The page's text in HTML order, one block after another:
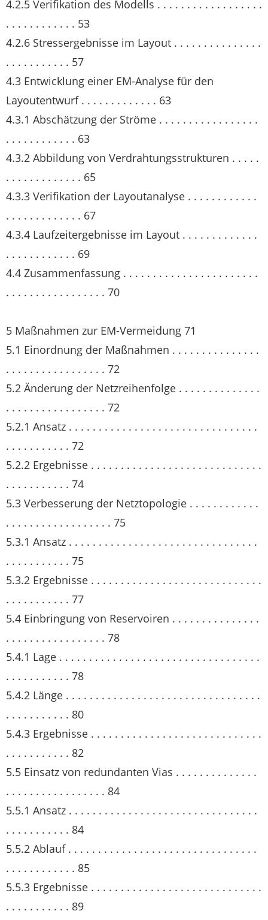
4.2.5 Verifikation des Modells . . . . . . . . . . . . . . . . . .
. . . . . . . . . . . . 53
4.2.6 Stressergebnisse im Layout . . . . . . . . . . . . . . .
. . . . . . . . . . . 57
4.3 Entwicklung einer EM-Analyse für den
Layoutentwurf . . . . . . . . . . . . . 63
4.3.1 Abschätzung der Ströme . . . . . . . . . . . . . . . . .
. . . . . . . . . . . . 63
4.3.2 Abbildung von Verdrahtungsstrukturen . . . . .
. . . . . . . . . . . . . 65
4.3.3 Verifikation der Layoutanalyse . . . . . . . . . . . .
. . . . . . . . . . . . . 67
4.3.4 Laufzeitergebnisse im Layout . . . . . . . . . . . . .
. . . . . . . . . . . . 69
4.4 Zusammenfassung . . . . . . . . . . . . . . . . . . . . . . .
. . . . . . . . . . . . . . . . . 70
5 Maßnahmen zur EM-Vermeidung 71
5.1 Einordnung der Maßnahmen . . . . . . . . . . . . . . .
. . . . . . . . . . . . . . . . . 72
5.2 Änderung der Netzreihenfolge . . . . . . . . . . . . . .
. . . . . . . . . . . . . . . . . 72
5.2.1 Ansatz . . . . . . . . . . . . . . . . . . . . . . . . . . . . . . . .
. . . . . . . . . . . 72
5.2.2 Ergebnisse . . . . . . . . . . . . . . . . . . . . . . . . . . . . .
. . . . . . . . . . . 74
5.3 Verbesserung der Netztopologie . . . . . . . . . . . .
. . . . . . . . . . . . . . . . . . 75
5.3.1 Ansatz . . . . . . . . . . . . . . . . . . . . . . . . . . . . . . . .
. . . . . . . . . . . 75
5.3.2 Ergebnisse . . . . . . . . . . . . . . . . . . . . . . . . . . . . .
. . . . . . . . . . . 77
5.4 Einbringung von Reservoiren . . . . . . . . . . . . . . .
. . . . . . . . . . . . . . . . . 78
5.4.1 Lage . . . . . . . . . . . . . . . . . . . . . . . . . . . . . . . . . .
. . . . . . . . . . . 78
5.4.2 Länge . . . . . . . . . . . . . . . . . . . . . . . . . . . . . . . . .
. . . . . . . . . . . 80
5.4.3 Ergebnisse . . . . . . . . . . . . . . . . . . . . . . . . . . . . .
. . . . . . . . . . . 82
5.5 Einsatz von redundanten Vias . . . . . . . . . . . . . .
. . . . . . . . . . . . . . . . . 84
5.5.1 Ansatz . . . . . . . . . . . . . . . . . . . . . . . . . . . . . . . .
. . . . . . . . . . . 84
5.5.2 Ablauf . . . . . . . . . . . . . . . . . . . . . . . . . . . . . . . .
. . . . . . . . . . . . 85
5.5.3 Ergebnisse . . . . . . . . . . . . . . . . . . . . . . . . . . . . .
. . . . . . . . . . . 89